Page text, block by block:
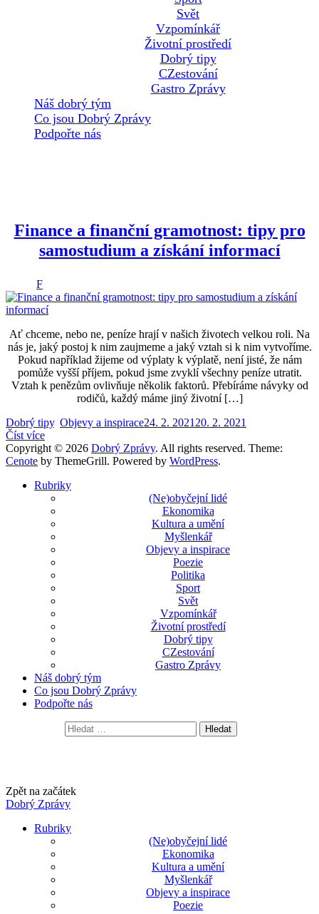
Svět
Vzpomínkář
Životní prostředí
Dobrý tipy
CZestování
Gastro Zprávy
Náš dobrý tým
Co jsou Dobrý Zprávy
Podpořte nás
Finance a finanční gramotnost: tipy pro
samostudium a získání informací
F
Ať chceme, nebo ne, peníze hrají v našich životech velkou roli. Na
nás je, jaký postoj k nim zaujmeme a jaký vztah si k nim vytvoříme.
Pokud například žijeme od výplaty k výplatě, není jisté, že nám
pomůže vyšší příjem, pokud jsme zvyklí všechny peníze utratit.
Vztah k penězům ovlivňuje několik faktorů. Přebíráme návyky od
rodičů, každý máme jiný životní […]
Dobrý tipy, Objevy a inspirace24. 2. 2021 20. 2. 2021
Číst více
Copyright © 2026 Dobrý Zprávy. All rights reserved. Theme:
Cenote by ThemeGrill. Powered by WordPress.
Rubriky
(Ne)obyčejní lidé
Ekonomika
Kultura a umění
Myšlenkář
Objevy a inspirace
Poezie
Politika
Sport
Svět
Vzpomínkář
Životní prostředí
Dobrý tipy
CZestování
Gastro Zprávy
Náš dobrý tým
Co jsou Dobrý Zprávy
Podpořte nás
Zpět na začátek
Dobrý Zprávy
Rubriky
(Ne)obyčejní lidé
Ekonomika
Kultura a umění
Myšlenkář
Objevy a inspirace
Poezie